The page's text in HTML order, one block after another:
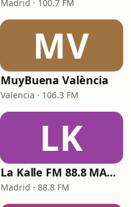
Madrid · 100.7 FM
MV
MuyBuena València
Valencia · 106.3 FM
LK
La Kalle FM 88.8 MADRID
Madrid · 88.8 FM